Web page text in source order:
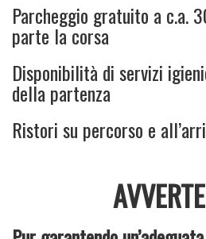
Parcheggio gratuito a c.a.
parte la corsa
Disponibilità di servizi
della partenza
Ristori su percorso e